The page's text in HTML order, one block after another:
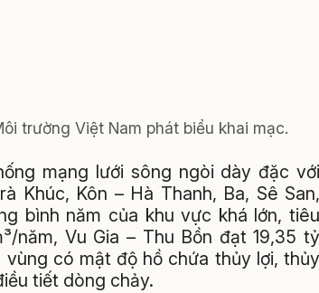
trường Việt Nam phát biểu khai mạc.
mạng lưới sông ngòi dày đặc với
Khúc, Kôn – Hà Thanh, Ba, Sê San,
bình năm của khu vực khá lớn, tiêu
năm, Vu Gia – Thu Bồn đạt 19,35 tỷ
có mật độ hồ chứa thủy lợi, thủy
tiết dòng chảy.